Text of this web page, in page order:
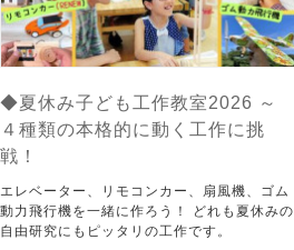
◆夏休み子ども工作教室2026 ～
４種類の本格的に動く工作に挑
戦！
エレベーター、リモコンカー、扇風機、ゴム
動力飛行機を一緒に作ろう！ どれも夏休みの
自由研究にもピッタリの工作です。